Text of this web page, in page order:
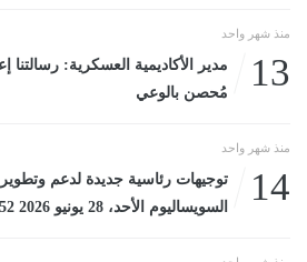
منذ شهر واحد
13
مدير الأكاديمية العسكرية: رسالتنا
مُحصن بالوعي
منذ شهر واحد
14
توجيهات رئاسية جديدة لدعم
السويساليوم الأحد، 28 يونيو 2026 01:52 مـ